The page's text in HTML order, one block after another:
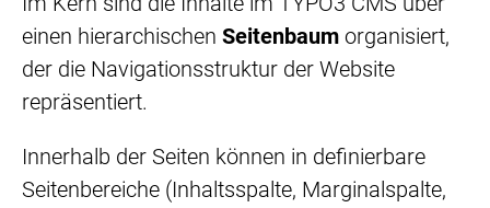
einen hierarchischen Seitenbaum organisiert,
der die Navigationsstruktur der Website
repräsentiert.
Innerhalb der Seiten können in definierbare
Seitenbereiche (Inhaltsspalte, Marginalspalte,